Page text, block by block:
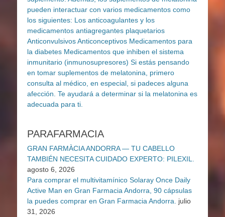
PARAFARMACIA
GRAN FARMÀCIA ANDORRA — TU CABELLO
TAMBIÉN NECESITA CUIDADO EXPERTO: PILEXIL.
agosto 6, 2026
Para comprar el multivitamínico Solaray Once Daily
Active Man en Gran Farmacia Andorra, 90 cápsulas
la puedes comprar en Gran Farmacia Andorra.
julio
31, 2026